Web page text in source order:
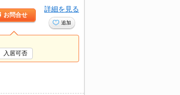
お問合せ
詳細を見る
追加
入居可否